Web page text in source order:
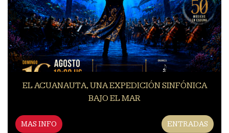
EL ACUANAUTA, UNA EXPEDICIÓN SINFÓNICA
BAJO EL MAR
MAS INFO ENTRADAS